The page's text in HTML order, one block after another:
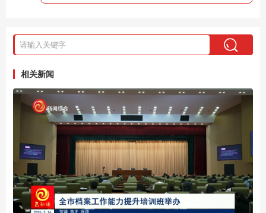
相关新闻